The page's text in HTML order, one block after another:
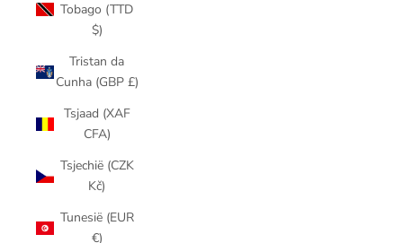
Tobago (TTD
$)
Tristan da
Cunha (GBP £)
Tsjaad (XAF
CFA)
Tsjechië (CZK
Kč)
Tunesië (EUR
€)